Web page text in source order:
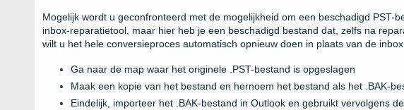
Mogelijk wordt u geconfronteerd met de mogelijkheid om een ​​beschadigd PST-
inbox-reparatietool, maar hier heb je een beschadigd bestand dat, zelfs na
wilt u het hele conversieproces automatisch opnieuw doen in plaats van de
Ga naar de map waar het originele .PST-bestand is opgeslagen
Maak een kopie van het bestand en hernoem het bestand als het .BAK-
Eindelijk, importeer het .BAK-bestand in Outlook en gebruikt vervolgens